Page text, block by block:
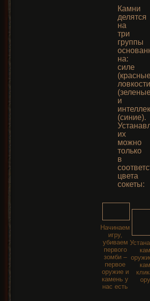
Камни
делятся
на
три
группы
на:
силе
ловкости
и
(синие).
их
можно
только
в
цвета
сокеты:
Начинаем
игру,
убиваем
первого
зомби –
первое
оружие и
камень у
нас есть